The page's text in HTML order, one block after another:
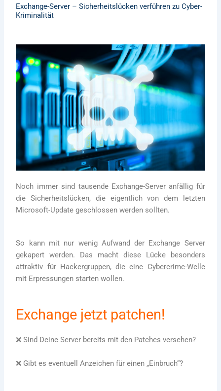
Exchange-Server – Sicherheitslücken verführen zu Cyber-
Kriminalität
Noch immer sind tausende Exchange-Server anfällig für
die Sicherheitslücken, die eigentlich von dem letzten
Microsoft-Update geschlossen werden sollten.
So kann mit nur wenig Aufwand der Exchange Server
gekapert werden. Das macht diese Lücke besonders
attraktiv für Hackergruppen, die eine Cybercrime-Welle
mit Erpressungen starten wollen.
Exchange jetzt patchen!
❌ Sind Deine Server bereits mit den Patches versehen?
❌ Gibt es eventuell Anzeichen für einen „Einbruch“?